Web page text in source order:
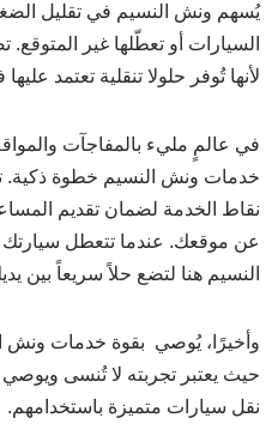
يُسهم ونش النسيم في تقليل
السيارات أو تعطّلها غير
لأنها تُوفر حلولا تنقلية تعتمد
في عالمٍ مليء بالمفاجآت
خدمات ونش النسيم خطوة ذكية.
نقاط الخدمة لضمان تقديم
عن موقعك. عندما تتعطل سيارتك
النسيم هنا لتضع حلاً سريعاً بين
وأخيرًا، يُوصي بقوة خدمات ونش
حيث يعتبر تجربته لا تُنسى
نقل سيارات متميزة باستخدامهم.